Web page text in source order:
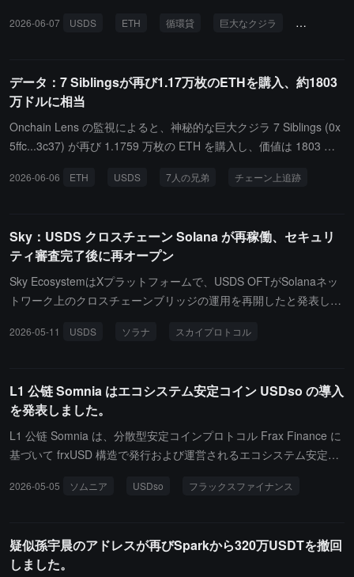
47ドルで購入しました。
2026-06-07 USDS ETH 循環貸 巨大なクジラ チェーン上
データ：7 Siblingsが再び1.17万枚のETHを購入、約1803
万ドルに相当
Onchain Lens の監視によると、神秘的な巨大クジラ 7 Siblings (0x
5ffc...3c37) が再び 1.1759 万枚の ETH を購入し、価値は 1803 万
2026-06-06 ETH USDS 7人の兄弟 チェーン上追跡
Sky：USDS クロスチェーン Solana が再稼働、セキュリ
ティ審査完了後に再オープン
Sky EcosystemはXプラットフォームで、USDS OFTがSolanaネッ
トワーク上のクロスチェーンブリッジの運用を再開したと発表しま
め、一時的に停止されていました。Sky側は、審査期間中、Sky Pro
あると述べています。この一時停止は予防措置です。セキュリティ
審査が完了したことで、Solanaチェーン上のUSDSクロスチェーン
ブリッジは再オープンし、Avalanche向けのブリッジは今後のさら
なる審査完了後に再開される予定です。
2026-05-11 USDS ソラナ スカイプロトコル
L1 公链 Somnia はエコシステム安定コイン USDso の導入
を発表しました。
L1 公链 Somnia は、分散型安定コインプロトコル Frax Finance に
基づいて frxUSD 構造で発行および運営されるエコシステム安定コ
米国債などの資産を準備金としてサポートし、1:1 で USDC などの
保険基金に使用します。この安定コインは、高頻度取引、DeFi、お
よびオンチェーンプロトコルのシナリオにサービスを提供すること
2026-05-05 ソムニア USDso フラックスファイナンス
疑似孫宇晨のアドレスが再びSparkから320万USDTを撤回
しました。